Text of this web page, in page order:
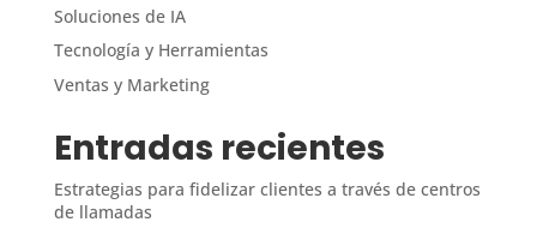
Soluciones de IA
Tecnología y Herramientas
Ventas y Marketing
Entradas recientes
Estrategias para fidelizar clientes a través de centros
de llamadas